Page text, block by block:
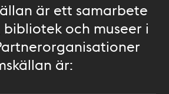
är ett samarbete
bibliotek och museer i
är: